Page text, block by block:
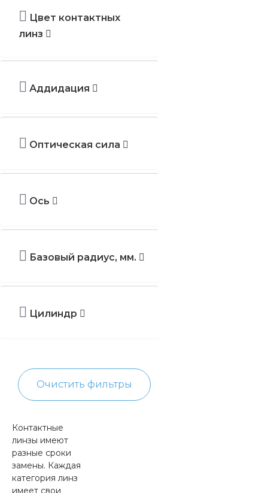
Total Total 30
Цвет контактных
линз
Аддидация
Оптическая сила
Ось
Базовый радиус, мм.
Цилиндр
Очистить фильтры
Контактные
линзы имеют
разные сроки
замены. Каждая
категория линз
имеет свои